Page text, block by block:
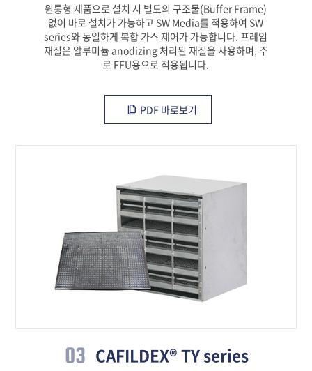
원통형 제품으로 설치 시 별도의 구조물(Buffer Frame)
없이 바로 설치가 가능하고 SW Media를 적용하여 SW
series와 동일하게 복합 가스 제어가 가능합니다. 프레임
재질은 알루미늄 anodizing 처리된 재질을 사용하며, 주
로 FFU용으로 적용됩니다.
PDF 바로보기
03 CAFILDEX® TY series